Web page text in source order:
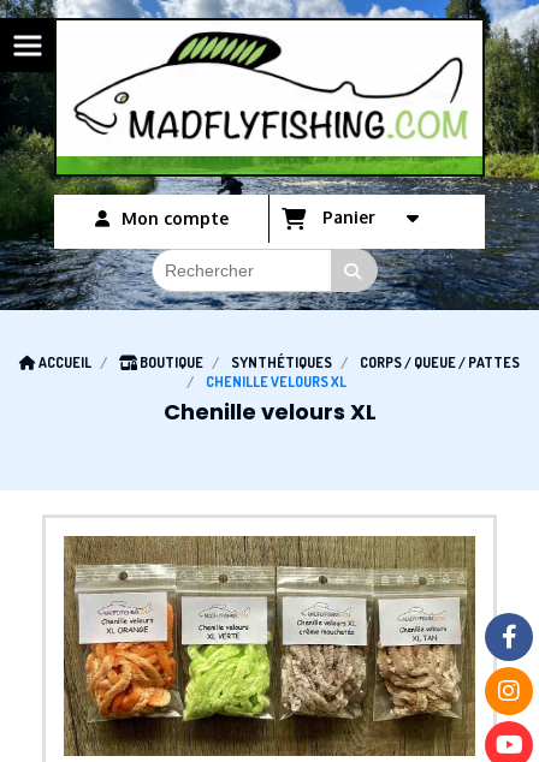
Mon compte Panier
ACCUEIL BOUTIQUE SYNTHÉTIQUES
CORPS / QUEUE / PATTES
CHENILLE VELOURS XL
Chenille velours XL
Panneau de gestion des cookies